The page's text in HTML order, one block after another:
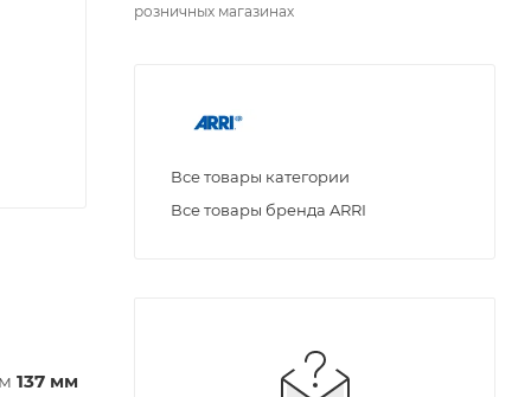
137 мм
розничных магазинах
Все товары категории
Все товары бренда ARRI